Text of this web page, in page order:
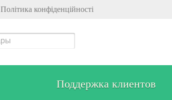
Політика конфіденційності
Поддержка клиентов